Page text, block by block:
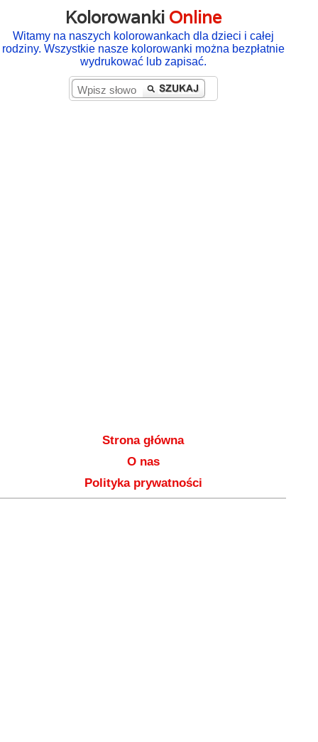
Kolorowanki Online
Witamy na naszych kolorowankach dla dzieci i całej
rodziny. Wszystkie nasze kolorowanki można bezpłatnie
wydrukować lub zapisać.
Strona główna
O nas
Polityka prywatności